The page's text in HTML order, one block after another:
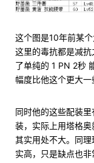
这个图是10年前某
这里的毒抗都是减
了单纯的 1 PN 2秒
幅度比他这个更大一
同时他的这些配装
装，实际上用塔格奥
其实用处不大。同
实高，只是缺点也非